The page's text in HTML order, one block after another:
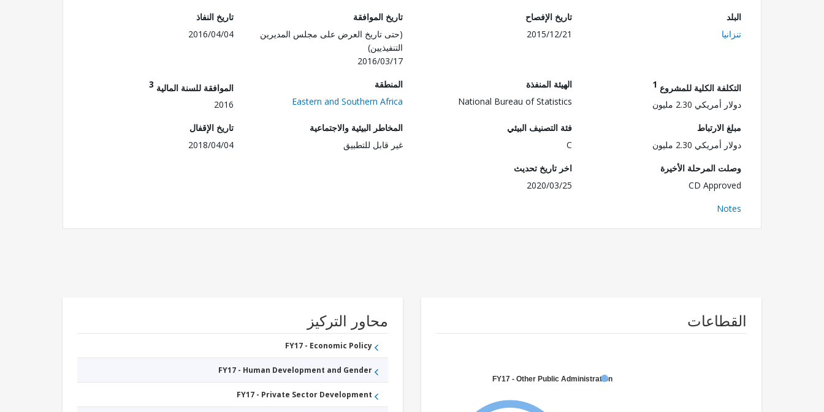
البلد
تنزانيا
تاريخ الإفصاح
2015/12/21
تاريخ الموافقة
(حتى تاريخ العرض على مجلس المديرين
التنفيذيين)
2016/03/17
تاريخ النفاذ
2016/04/04
التكلفة الكلية للمشروع 1
دولار أمريكي 2.30 مليون
الهيئة المنفذة
National Bureau of Statistics
المنطقة
Eastern and Southern Africa
الموافقة للسنة المالية 3
2016
مبلغ الارتباط
دولار أمريكي 2.30 مليون
فئة التصنيف البيئي
C
المخاطر البيئية والاجتماعية
غير قابل للتطبيق
تاريخ الإقفال
2018/04/04
وصلت المرحلة الأخيرة
CD Approved
اخر تاريخ تحديث
2020/03/25
Notes
القطاعات
FY17 - Other Public Administration
محاور التركيز
FY17 - Economic Policy
FY17 - Human Development and Gender
FY17 - Private Sector Development